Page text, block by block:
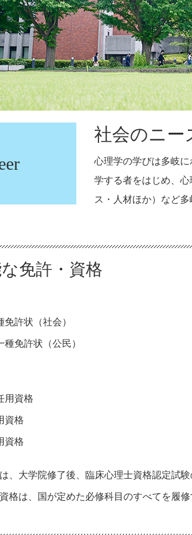
社会のニー
心理学の学びは多岐
学する者をはじめ、
ス・人材ほか）など
免許・資格
許状（社会）
免許状（公民）
用資格
資格
資格
、大学院修了後、臨床心理士資格認定試験
格は、国が定めた必修科目のすべてを履